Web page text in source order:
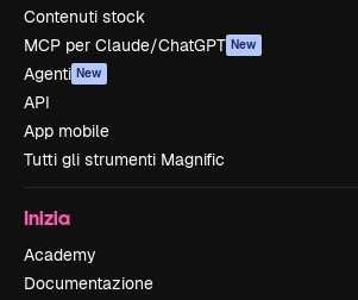
Contenuti stock
MCP per Claude/ChatGPT New
Agenti New
API
App mobile
Tutti gli strumenti Magnific
Inizia
Academy
Documentazione